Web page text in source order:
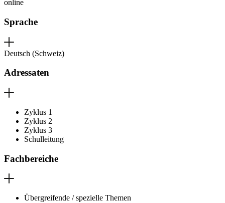
online
Sprache
Deutsch (Schweiz)
Adressaten
Zyklus 1
Zyklus 2
Zyklus 3
Schulleitung
Fachbereiche
Übergreifende / spezielle Themen